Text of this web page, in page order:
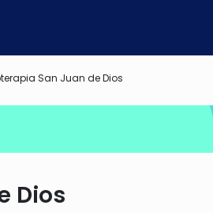
San Juan de Dios
Dios